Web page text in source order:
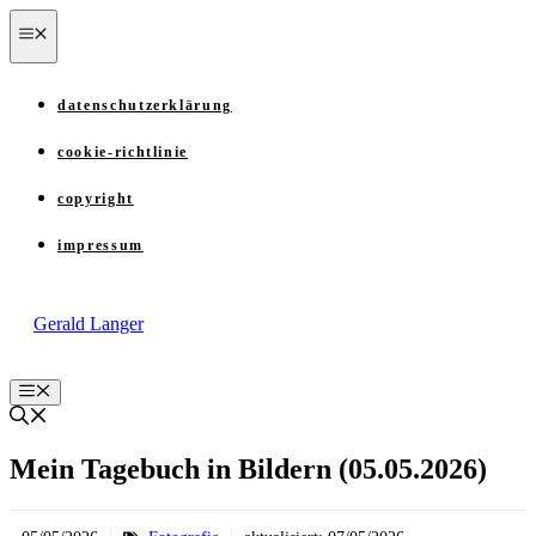
Zum
Inhalt
springen
datenschutzerklärung
cookie-richtlinie
copyright
impressum
Gerald Langer
Menü
Mein Tagebuch in Bildern (05.05.2026)